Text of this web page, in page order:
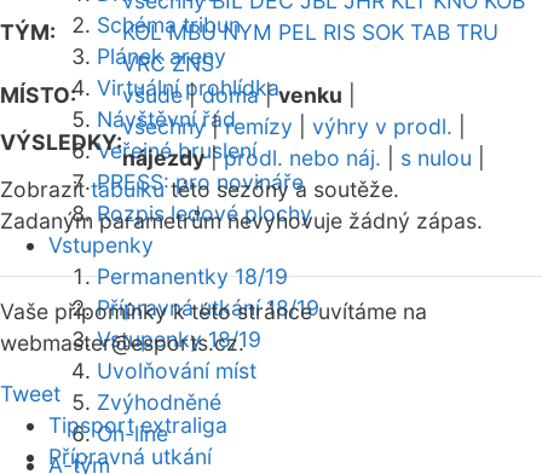
Schéma tribun
Plánek areny
Virtuální prohlídka
Návštěvní řád
Veřejné bruslení
PRESS: pro novináře
Rozpis ledové plochy
Vstupenky
Permanentky 18/19
Přípravná utkání 18/19
Vstupenky 18/19
Uvolňování míst
Zvýhodněné
On-line
A-tým
TÝM:
KOL MBU NYM PEL RIS SOK TAB TRU
VRC ZNS
MÍSTO:
všude|doma|venku
VÝSLEDKY:
všechny|remízy výhry v prodl.
nájezdy|prodl. nebo náj. s nulou
Zobrazittabulkutéto sezóny a soutěže.
Zadaným parametrům nevyhovuje žádný zápas.
Vaše připomínky k této stránce uvítáme na
webmaster@esports.cz.
Tweet
Tipsport extraliga
Přípravná utkání